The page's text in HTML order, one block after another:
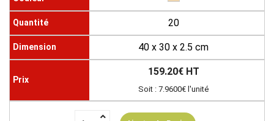
20
40 x 30 x 2.5 cm
159.20€ HT
Soit : 7.9600€ l'unité